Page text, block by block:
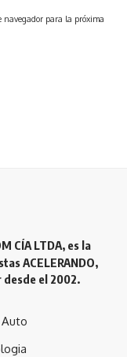
navegador para la próxima
CÍA LTDA, es la
ACELERANDO,
el 2002.